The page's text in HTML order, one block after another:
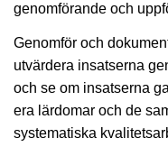
genomförande och
Genomför och
utvärdera insatserna
och se om insatserna
era lärdomar och de
systematiska